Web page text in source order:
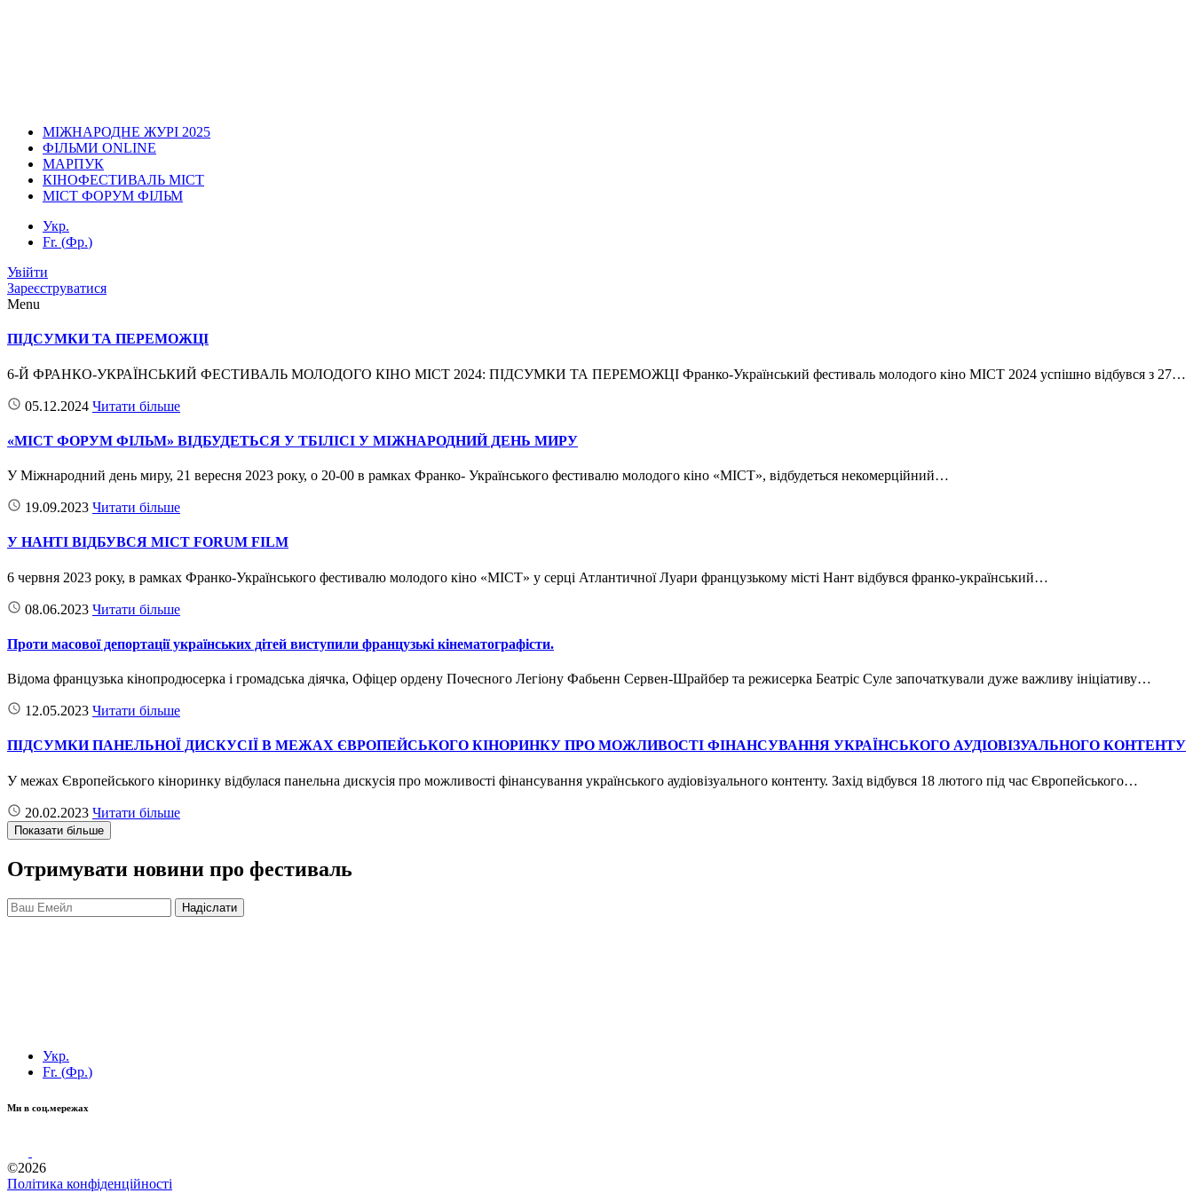
МІЖНАРОДНЕ ЖУРІ 2025
ФІЛЬМИ ONLINE
МАРПУК
КІНОФЕСТИВАЛЬ МІСТ
МІСТ ФОРУМ ФІЛЬМ
Укр.
Fr. (Фр.)
Увійти
Зареєструватися
Menu
ПІДСУМКИ ТА ПЕРЕМОЖЦІ
6-Й ФРАНКО-УКРАЇНСЬКИЙ ФЕСТИВАЛЬ МОЛОДОГО КІНО MICT 2024: ПІДСУМКИ ТА ПЕРЕМОЖЦІ Франко-Український фестиваль молодого кіно MICT 2024 успішно відбувся з 27…
05.12.2024 Читати більше
«МІСТ ФОРУМ ФІЛЬМ» ВІДБУДЕТЬСЯ У ТБІЛІСІ У МІЖНАРОДНИЙ ДЕНЬ МИРУ
У Міжнародний день миру, 21 вересня 2023 року, о 20-00 в рамках Франко- Українського фестивалю молодого кіно «MICT», відбудеться некомерційний…
19.09.2023 Читати більше
У НАНТІ ВІДБУВСЯ MICT FORUM FILM
6 червня 2023 року, в рамках Франко-Українського фестивалю молодого кіно «MICT» у серці Атлантичної Луари французькому місті Нант відбувся франко-український…
08.06.2023 Читати більше
Проти масової депортації українських дітей виступили французькі кінематографісти.
Відома французька кінопродюсерка і громадська діячка, Офіцер ордену Почесного Легіону Фабьенн Сервен-Шрайбер та режисерка Беатріс Суле започаткували дуже важливу ініціативу…
12.05.2023 Читати більше
ПІДСУМКИ ПАНЕЛЬНОЇ ДИСКУСІЇ В МЕЖАХ ЄВРОПЕЙСЬКОГО КІНОРИНКУ ПРО МОЖЛИВОСТІ ФІНАНСУВАННЯ УКРАЇНСЬКОГО АУДІОВІЗУАЛЬНОГО КОНТЕНТУ
У межах Європейського кіноринку відбулася панельна дискусія про можливості фінансування українського аудіовізуального контенту. Захід відбувся 18 лютого під час Європейського…
20.02.2023 Читати більше
Показати більше
Отримувати новини про фестиваль
Укр.
Fr. (Фр.)
Ми в соц.мережах
©2026
Політика конфіденційності